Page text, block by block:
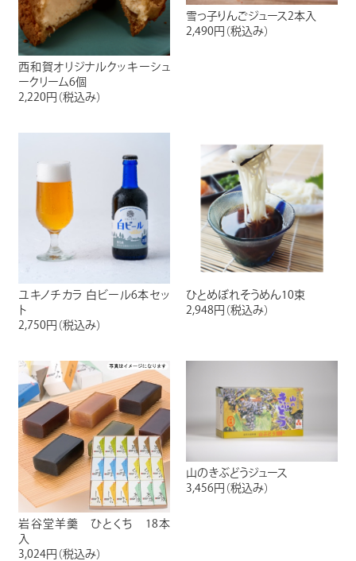
西和賀オリジナルクッキーシュ
ークリーム6個
2,220円 （税込み）
雪っ子りんごジュース2本入
2,490円 （税込み）
ユキノチカラ 白ビール6本セッ
ト
2,750円 （税込み）
ひとめぼれそうめん10束
2,948円 （税込み）
岩谷堂羊羹 ひとくち 18本
入
3,024円 （税込み）
山のきぶどうジュース
3,456円 （税込み）